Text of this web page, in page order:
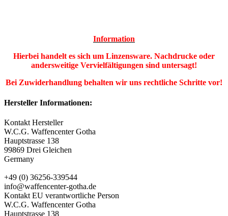
Information
Hierbei handelt es sich um Linzensware. Nachdrucke oder
andersweitige Vervielfältigungen sind untersagt!
Bei Zuwiderhandlung behalten wir uns rechtliche Schritte vor!
Hersteller Informationen:
Kontakt Hersteller
W.C.G. Waffencenter Gotha
Hauptstrasse 138
99869 Drei Gleichen
Germany
+49 (0) 36256-339544
info@waffencenter-gotha.de
Kontakt EU verantwortliche Person
W.C.G. Waffencenter Gotha
Hauptstrasse 138